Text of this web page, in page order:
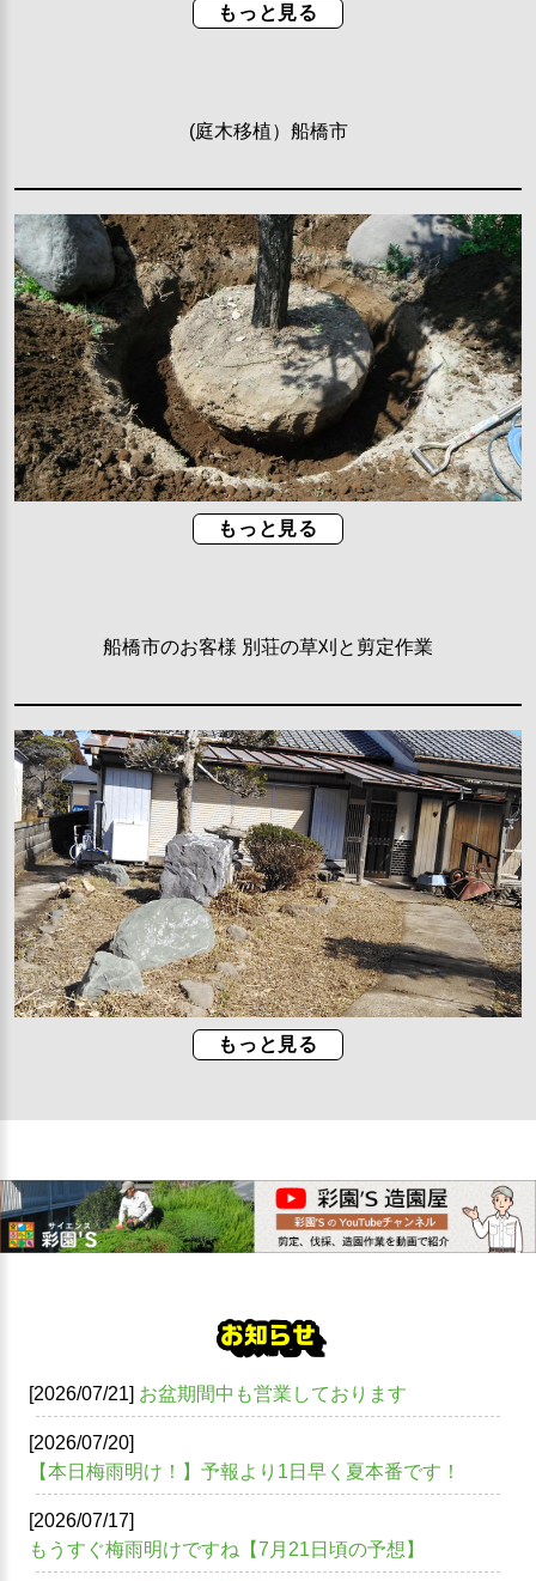
もっと見る
(庭木移植）船橋市
もっと見る
船橋市のお客様 別荘の草刈と剪定作業
もっと見る
お知らせ
[2026/07/21] お盆期間中も営業しております
[2026/07/20]
【本日梅雨明け！】予報より1日早く夏本番です！
[2026/07/17]
もうすぐ梅雨明けですね【7月21日頃の予想】